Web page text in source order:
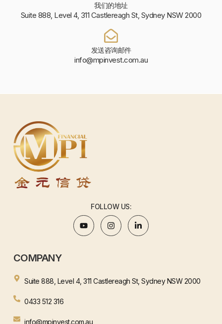
我们的地址
Suite 888, Level 4, 311 Castlereagh St, Sydney NSW 2000
发送咨询邮件
info@mpinvest.com.au
FOLLOW US:
COMPANY
Suite 888, Level 4, 311 Castlereagh St, Sydney NSW 2000
0433 512 316
info@mpinvest.com.au